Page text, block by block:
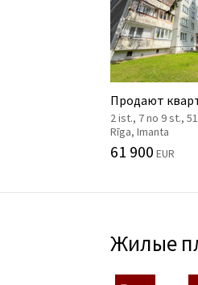
Продают
2 ist., 7 no 9 st.,
Rīga, Imanta
61 900 EUR
Жилые